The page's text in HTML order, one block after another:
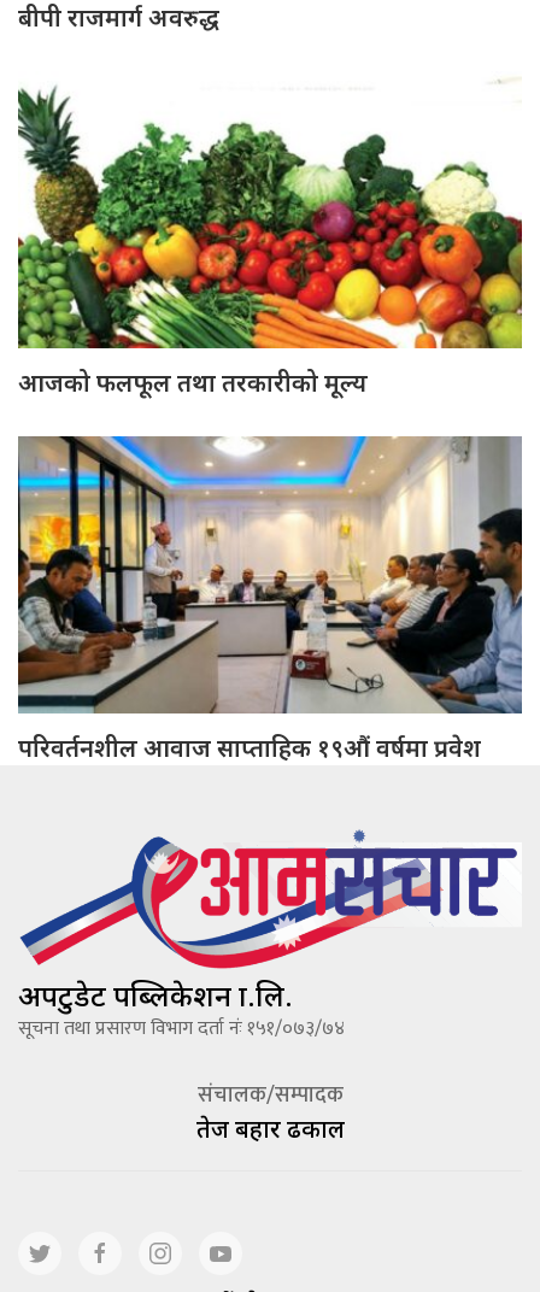
बीपी राजमार्ग अवरुद्ध
आजको फलफूल तथा तरकारीको मूल्य
परिवर्तनशील आवाज साप्ताहिक १९औं वर्षमा प्रवेश
अपटुडेट पब्लिकेशन प्रा.लि.
सूचना तथा प्रसारण विभाग दर्ता नंः १५१/०७३/७४
संचालक/सम्पादक
तेज बहादूर ढकाल